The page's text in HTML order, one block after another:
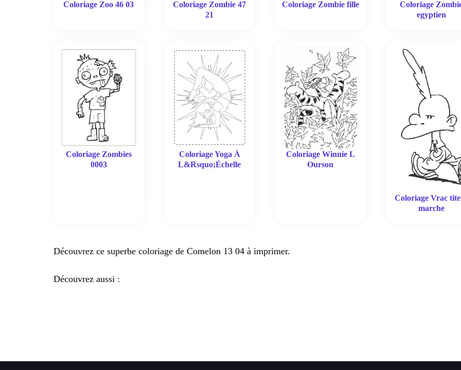
Coloriage Zoo 46 03
Coloriage Zombie 47
21
Coloriage Zombie fille
Coloriage
egyptien
Coloriage Zombies
0003
Coloriage Yoga À
L&Rsquo;Échelle
Coloriage Winnie L
Ourson
Coloriage Vrac
marche
Découvrez ce superbe coloriage de Comelon 13 04 à imprimer.
Découvrez aussi :